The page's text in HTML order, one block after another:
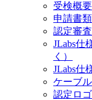
受検概要
申請書
認定審
JLabs仕
く）
JLabs仕
ケーブ
認定ロ